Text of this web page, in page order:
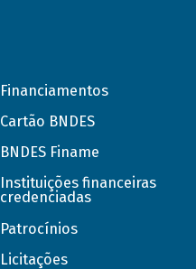
Financiamentos
Cartão BNDES
BNDES Finame
Instituições financeiras
credenciadas
Patrocínios
Licitações